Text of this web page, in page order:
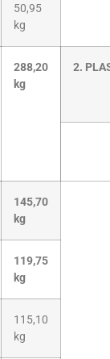
50,95
kg
288,20
kg
2.
145,70
kg
119,75
kg
115,10
kg